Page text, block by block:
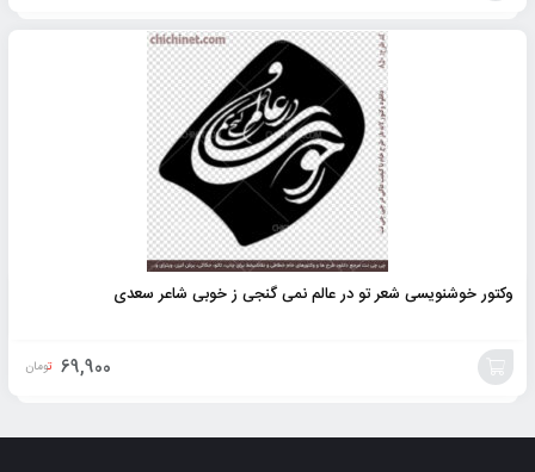
وکتور خوشنویسی شعر تو در عالم نمی گنجی ز خوبی شاعر سعدی
69,900 تومان